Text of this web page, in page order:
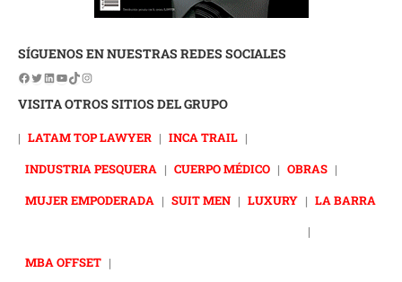
SÍGUENOS EN NUESTRAS REDES SOCIALES
VISITA OTROS SITIOS DEL GRUPO
| LATAM TOP LAWYER | INCA TRAIL |
INDUSTRIA PESQUERA | CUERPO MÉDICO | OBRAS |
MUJER EMPODERADA | SUIT MEN | LUXURY | LA BARRA
|
MBA OFFSET |